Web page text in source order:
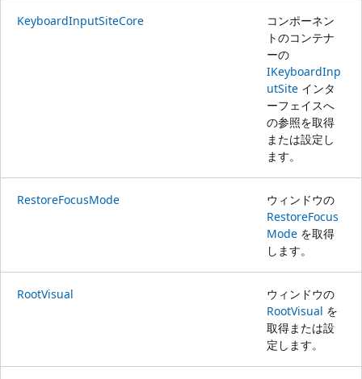
KeyboardInputSiteCore
コンポーネン
トのコンテナ
ーの
IKeyboardInp
utSite インタ
ーフェイスへ
の参照を取得
または設定し
ます。
RestoreFocusMode
ウィンドウの
RestoreFocus
Mode を取得
します。
RootVisual
ウィンドウの
RootVisual を
取得または設
定します。